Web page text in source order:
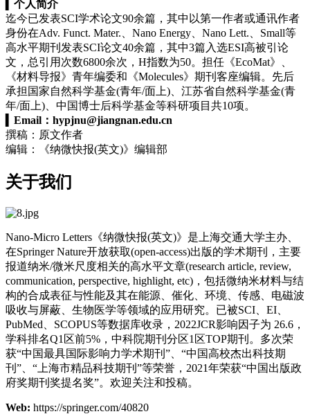
个人简介
迄今已发表SCI学术论文90余篇，其中以第一作者或通讯作者
身份在Adv. Funct. Mater.、Nano Energy、Nano Lett.、Small等
高水平期刊发表SCI论文40余篇，其中3篇入选ESI高被引论
文，总引用次数6800余次， H指数为50。担任《EcoMat》、
《材料导报》青年编委和《Molecules》期刊客座编辑。先后
承担国家自然科学基金(青年/面上)、江苏省自然科学基金(青
年/面上)、中国博士后科学基金等科研项目共10项。
Email： hypjnu@jiangnan.edu.cn
撰稿：原文作者
编辑：《纳微快报(英文)》编辑部
关于我们
Nano-Micro Letters《纳微快报(英文)》是上海交通大学主办、
在Springer Nature开放获取(open-access)出版的学术期刊，主要
报道纳米/微米尺度相关的高水平文章(research article, review,
communication, perspective, highlight, etc)，包括微纳米材料与结
构的合成表征与性能及其在能源、催化、环境、传感、电磁波
吸收与屏蔽、生物医学等领域的应用研究。已被SCI、EI、
PubMed、SCOPUS等数据库收录，2022JCR影响因子为 26.6，
学科排名Q1区前5%，中科院期刊分区1区TOP期刊。多次荣
获“中国最具国际影响力学术期刊”、“中国高校杰出科技期
刊”、“上海市精品科技期刊”等荣誉，2021年荣获“中国出版政
府奖期刊奖提名奖”。欢迎关注和投稿。
Web: https://springer.com/40820